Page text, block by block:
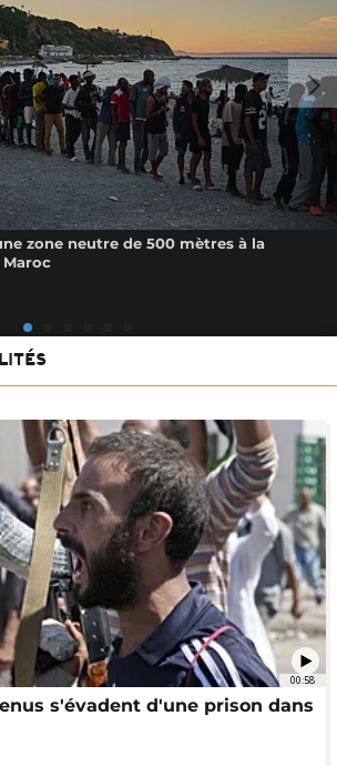
zone neutre de 500 mètres à la
00:58
s'évadent d'une prison dans